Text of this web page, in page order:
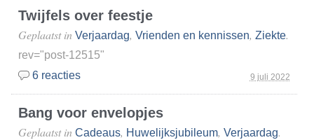
Twijfels over feestje
9 juli 2022
Geplaatst in Verjaardag, Vrienden en kennissen, Ziekte.
rev="post-12515"
6 reacties
Bang voor envelopjes
Geplaatst in Cadeaus, Huwelijksjubileum, Verjaardag.